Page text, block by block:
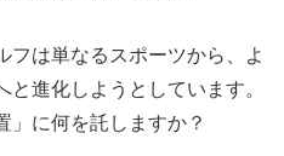
フは単なるスポーツから、よ
進化しようとしています。
」に何を託しますか？